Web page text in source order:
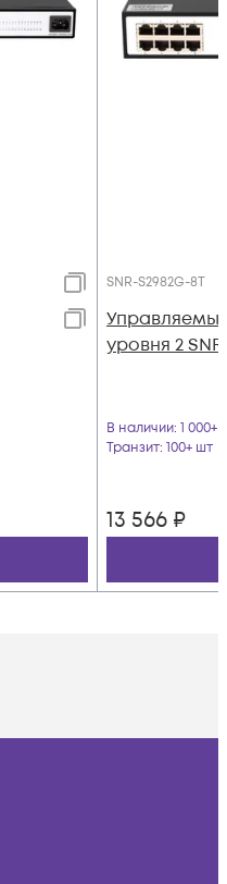
SNR-S2982G-8T
уровня 2
В наличии: 1 000+
Транзит: 100+ шт
13 566 ₽